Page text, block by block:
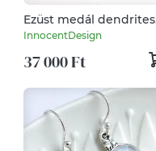
Ezüst medál dendrites
acháttal
InnocentDesign
37 000 Ft